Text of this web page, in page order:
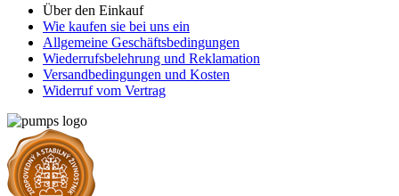
Über den Einkauf
Wie kaufen sie bei uns ein
Allgemeine Geschäftsbedingungen
Wiederrufsbelehrung und Reklamation
Versandbedingungen und Kosten
Widerruf vom Vertrag